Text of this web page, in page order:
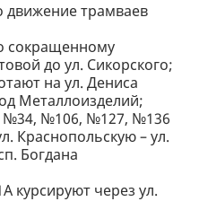
движение трамваев
сокращенному
до ул. Сикорского;
на ул. Дениса
Металлоизделий;
№106, №127, №136
Краснопольскую – ул.
Богдана
курсируют через ул.